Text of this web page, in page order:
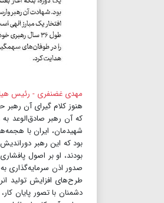
مهدی غضنفری - رئیس
هنوز کلام گیرای آن رهبر
که آن رهبر صادق‌الوعد
شهیدمان، ایران با
بود که این رهبر
بودند، او بر اصول
صدور اذن سرمایه‌گذاری
دشمنان با تصور پایان